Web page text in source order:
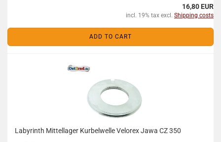
16,80 EUR
incl. 19% tax excl. Shipping costs
ADD TO CART
Labyrinth Mittellager Kurbelwelle Velorex Jawa CZ 350